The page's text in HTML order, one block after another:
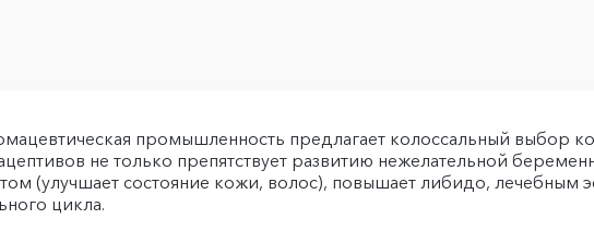
промышленность предлагает колоссальный выбор
не только препятствует развитию нежелательной
(улучшает состояние кожи, волос), повышает либидо,
цикла.